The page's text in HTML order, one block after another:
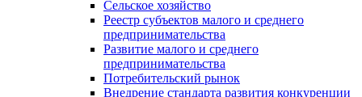
Сельское хозяйство
Реестр субъектов малого и среднего
предпринимательства
Развитие малого и среднего
предпринимательства
Потребительский рынок
Внедрение стандарта развития конкуренции